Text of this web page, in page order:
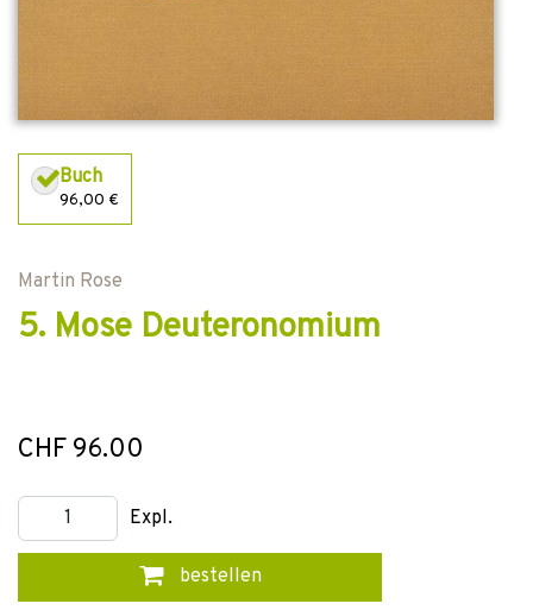
Buch
96,00 €
Martin Rose
5. Mose Deuteronomium
CHF 96.00
Expl.
bestellen